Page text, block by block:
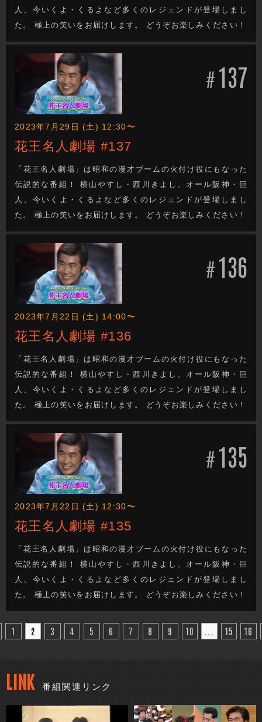
人、今いくよ・くるよなど多くのレジェンドが登場しまし
た。 極上の笑いをお届けします。 どうぞお楽しみください！
#137
2023年7月29日 (土) 12:30〜
花王名人劇場 #137
「花王名人劇場」は昭和の漫才ブームの火付け役にもなった
伝説的な番組！ 横山やすし・西川きよし、オール阪神・巨
人、今いくよ・くるよなど多くのレジェンドが登場しまし
た。 極上の笑いをお届けします。 どうぞお楽しみください！
#136
2023年7月22日 (土) 14:00〜
花王名人劇場 #136
「花王名人劇場」は昭和の漫才ブームの火付け役にもなった
伝説的な番組！ 横山やすし・西川きよし、オール阪神・巨
人、今いくよ・くるよなど多くのレジェンドが登場しまし
た。 極上の笑いをお届けします。 どうぞお楽しみください！
#135
2023年7月22日 (土) 12:30〜
花王名人劇場 #135
「花王名人劇場」は昭和の漫才ブームの火付け役にもなった
伝説的な番組！ 横山やすし・西川きよし、オール阪神・巨
人、今いくよ・くるよなど多くのレジェンドが登場しまし
た。 極上の笑いをお届けします。 どうぞお楽しみください！
1 2 3 4 5 6 7 8 9 10 15 16
LINK 番組関連リンク